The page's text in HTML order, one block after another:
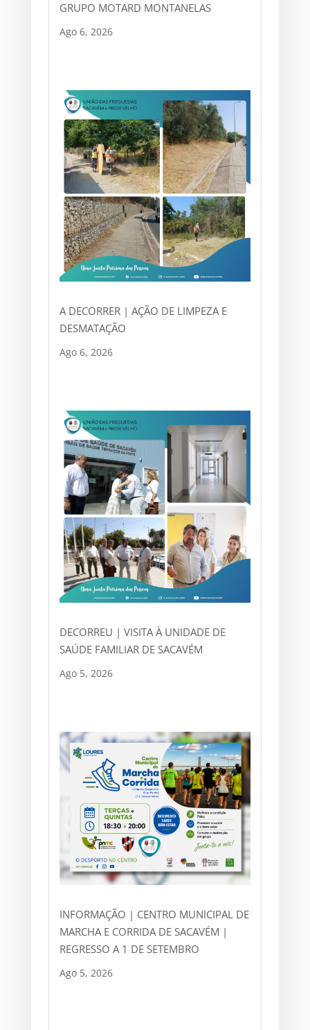
GRUPO MOTARD MONTANELAS
Ago 6, 2026
A DECORRER | AÇÃO DE LIMPEZA E
DESMATAÇÃO
Ago 6, 2026
DECORREU | VISITA À UNIDADE DE
SAÚDE FAMILIAR DE SACAVÉM
Ago 5, 2026
INFORMAÇÃO | CENTRO MUNICIPAL DE
MARCHA E CORRIDA DE SACAVÉM |
REGRESSO A 1 DE SETEMBRO
Ago 5, 2026